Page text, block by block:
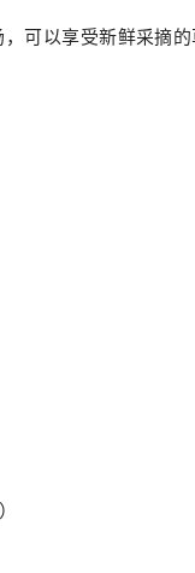
可以享受新鲜采摘